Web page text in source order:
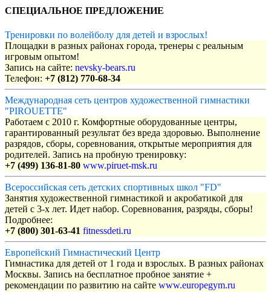
СПЕЦИАЛЬНОЕ ПРЕДЛОЖЕНИЕ
Тренировки по волейболу для детей и взрослых!
Площадки в разных районах города, тренеры с реальным
игровым опытом!
Запись на сайте: nevsky-bears.ru
Телефон: +7 (812) 770-68-34
Международная сеть центров художественной гимнастики
"PIROUETTE"
Работаем с 2010 г. Комфортные оборудованные центры,
гарантированный результат без вреда здоровью. Выполнение
разрядов, сборы, соревнования, открытые мероприятия для
родителей. Запись на пробную тренировку:
+7 (499) 136-81-80 www.piruet-msk.ru
Всероссийская сеть детских спортивных школ "FD"
Занятия художественной гимнастикой и акробатикой для
детей с 3-х лет. Идет набор. Соревнования, разряды, сборы!
Подробнее:
+7 (800) 301-63-41 fitnessdeti.ru
Европейский Гимнастический Центр
Гимнастика для детей от 1 года и взрослых. В разных районах
Москвы. Запись на бесплатное пробное занятие +
рекомендации по развитию на сайте www.europegym.ru